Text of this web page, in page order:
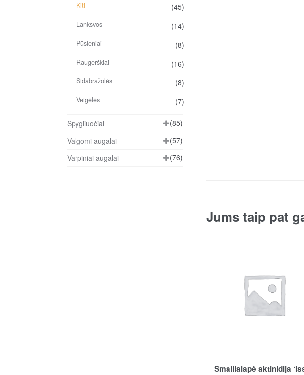
Jums taip pat
Smailialapė aktinidija
Kiti (45)
Lanksvos (14)
Pūsleniai (8)
Raugerškiai (16)
Sidabražolės (8)
Veigėlės (7)
Spygliuočiai
(85)
Valgomi augalai
(57)
Varpiniai augalai
(76)